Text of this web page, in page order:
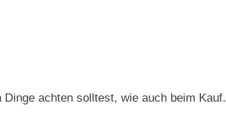
achten solltest, wie auch beim Kauf.